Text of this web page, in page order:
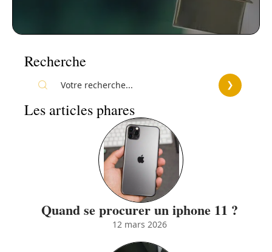
Recherche
Les articles phares
Quand se procurer un iphone 11 ?
12 mars 2026